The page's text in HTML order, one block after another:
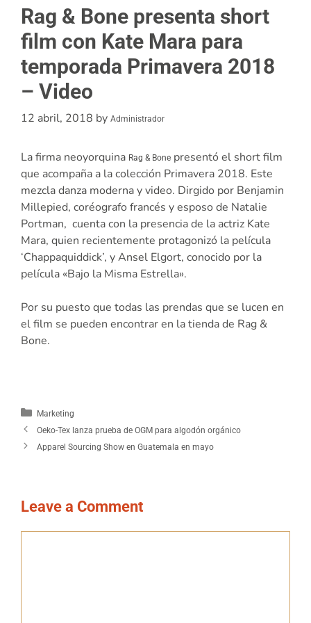
Rag & Bone presenta short
film con Kate Mara para
temporada Primavera 2018
– Video
12 abril, 2018 by Administrador
La firma neoyorquina Rag & Bone presentó el short film
que acompaña a la colección Primavera 2018. Este
mezcla danza moderna y video. Dirgido por Benjamin
Millepied, coréografo francés y esposo de Natalie
Portman, cuenta con la presencia de la actriz Kate
Mara, quien recientemente protagonizó la película
‘Chappaquiddick’, y Ansel Elgort, conocido por la
película «Bajo la Misma Estrella».
Por su puesto que todas las prendas que se lucen en
el film se pueden encontrar en la tienda de Rag &
Bone.
Marketing
Oeko-Tex lanza prueba de OGM para algodón orgánico
Apparel Sourcing Show en Guatemala en mayo
Leave a Comment